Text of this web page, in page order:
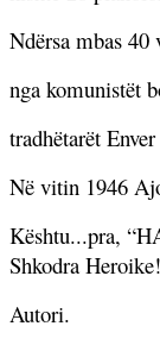
Ndërsa mbas 40
nga komunistët
tradhëtarët
Në vitin 1946
Kështu...pra,
Shkodra Heroike!
Autori.